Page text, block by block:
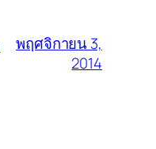
พฤศจิกายน 3,
2014